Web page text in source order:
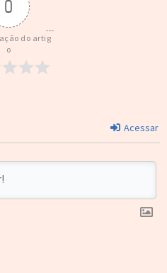
0
do artig
o
Acessar